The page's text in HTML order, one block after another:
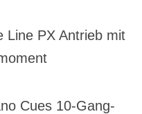
Line PX Antrieb mit
Cues 10-Gang-